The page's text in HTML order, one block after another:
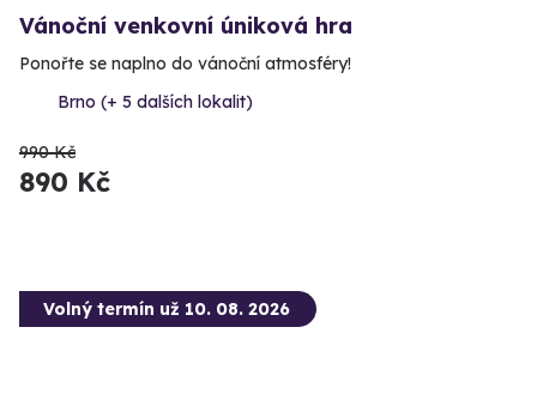
Vánoční venkovní úniková hra
Ponořte se naplno do vánoční atmosféry!
Brno (+ 5 dalších lokalit)
990 Kč
890 Kč
Volný termín už 10. 08. 2026